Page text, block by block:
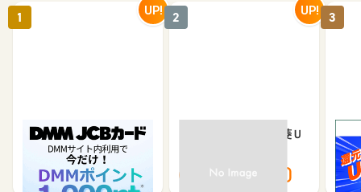
DMM JCBカード（発
3,000 5,500
1 UP!
【過去最高還元】三菱Ｕ
8,000 12,000
2 UP!
※合
※【
シ
3